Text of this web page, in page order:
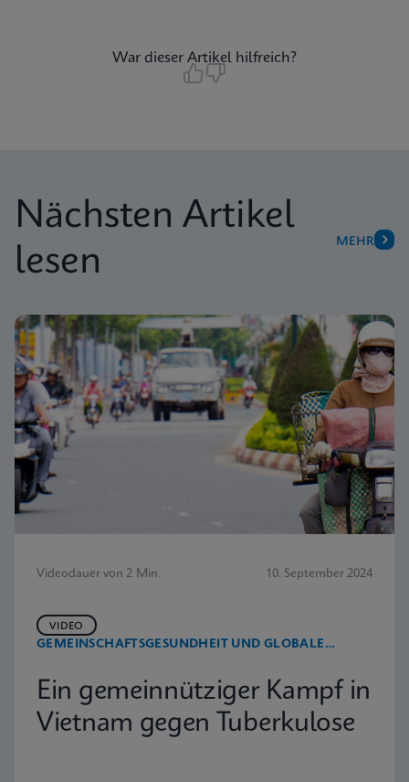
War dieser Artikel hilfreich?
Nächsten Artikel
lesen
MEHR
Videodauer von 2 Min. 10. September 2024
GEMEINSCHAFTSGESUNDHEIT UND GLOBALE
VIDEO
Ein gemeinnütziger Kampf in
Vietnam gegen Tuberkulose